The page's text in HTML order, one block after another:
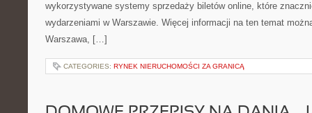
wykorzystywane systemy sprzedaży biletów online, które
wydarzeniami w Warszawie. Więcej informacji na ten temat
Warszawa, […]
CATEGORIES: RYNEK NIERUCHOMOŚCI ZA GRANICĄ